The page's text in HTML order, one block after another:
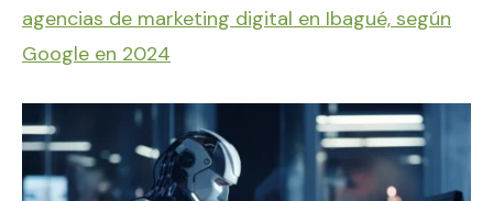
agencias de marketing digital en Ibagué, según
Google en 2024